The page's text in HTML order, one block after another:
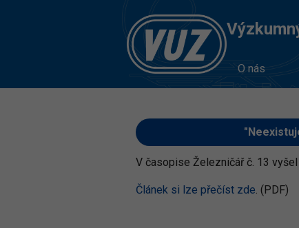
O nás
V časopise Železničář č. 13
Článek si lze přečíst zde. (PDF)